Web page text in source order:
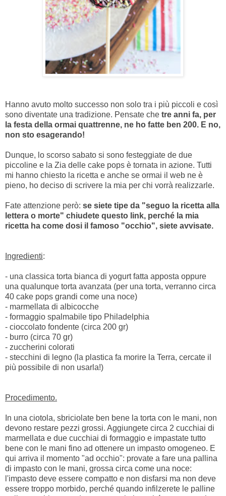
Hanno avuto molto successo non solo tra i più piccoli e così
sono diventate una tradizione. Pensate che tre anni fa, per
la festa della ormai quattrenne, ne ho fatte ben 200. E no,
non sto esagerando!
Dunque, lo scorso sabato si sono festeggiate de due
piccoline e la Zia delle cake pops è tornata in azione. Tutti
mi hanno chiesto la ricetta e anche se ormai il web ne è
pieno, ho deciso di scrivere la mia per chi vorrà realizzarle.
Fate attenzione però: se siete tipe da "seguo la ricetta alla
lettera o morte" chiudete questo link, perché la mia
ricetta ha come dosi il famoso "occhio", siete avvisate.
Ingredienti:
- una classica torta bianca di yogurt fatta apposta oppure
una qualunque torta avanzata (per una torta, verranno circa
40 cake pops grandi come una noce)
- marmellata di albicocche
- formaggio spalmabile tipo Philadelphia
- cioccolato fondente (circa 200 gr)
- burro (circa 70 gr)
- zuccherini colorati
- stecchini di legno (la plastica fa morire la Terra, cercate il
più possibile di non usarla!)
Procedimento.
In una ciotola, sbriciolate ben bene la torta con le mani, non
devono restare pezzi grossi. Aggiungete circa 2 cucchiai di
marmellata e due cucchiai di formaggio e impastate tutto
bene con le mani fino ad ottenere un impasto omogeneo. E
qui arriva il momento "ad occhio": provate a fare una pallina
di impasto con le mani, grossa circa come una noce:
l'impasto deve essere compatto e non disfarsi ma non deve
essere troppo morbido, perché quando infilzerete le palline